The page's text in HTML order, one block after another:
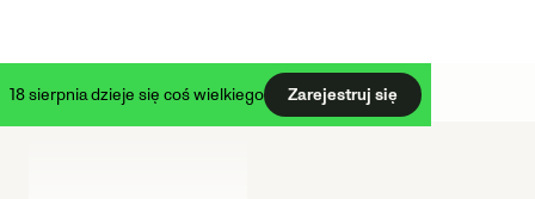
18 sierpnia dzieje się coś wielkiego Zarejestruj się